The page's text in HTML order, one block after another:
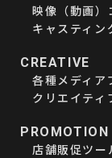
映像（動画）
キャスティン
CREATIVE
各種メディア
クリエイティ
PROMOTION
店舗販促ツ